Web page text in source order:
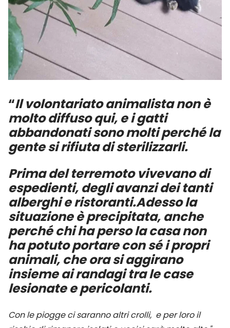
“Il volontariato animalista non è
molto diffuso qui, e i gatti
abbandonati sono molti perché la
gente si rifiuta di sterilizzarli.
Prima del terremoto vivevano di
espedienti, degli avanzi dei tanti
alberghi e ristoranti.Adesso la
situazione è precipitata, anche
perché chi ha perso la casa non
ha potuto portare con sé i propri
animali, che ora si aggirano
insieme ai randagi tra le case
lesionate e pericolanti.
Con le piogge ci saranno altri crolli, e per loro il